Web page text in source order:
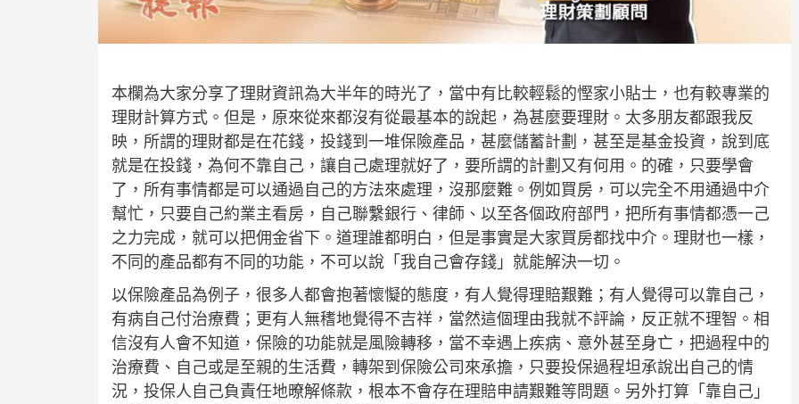
本欄為大家分享了理財資訊為大半年的時光了，當中有比較輕鬆的慳家小貼士，也有較專業的
理財計算方式。但是，原來從來都沒有從最基本的說起，為甚麼要理財。太多朋友都跟我反
映，所謂的理財都是在花錢，投錢到一堆保險產品，甚麼儲蓄計劃，甚至是基金投資，說到底
就是在投錢，為何不靠自己，讓自己處理就好了，要所謂的計劃又有何用。的確，只要學會
了，所有事情都是可以通過自己的方法來處理，沒那麼難。例如買房，可以完全不用通過中介
幫忙，只要自己約業主看房，自己聯繫銀行、律師、以至各個政府部門，把所有事情都憑一己
之力完成，就可以把佣金省下。道理誰都明白，但是事實是大家買房都找中介。理財也一樣，
不同的產品都有不同的功能，不可以說「我自己會存錢」就能解決一切。
以保險產品為例子，很多人都會抱著懷懝的態度，有人覺得理賠艱難；有人覺得可以靠自己，
有病自己付治療費；更有人無䅲地覺得不吉祥，當然這個理由我就不評論，反正就不理智。相
信沒有人會不知道，保險的功能就是風險轉移，當不幸遇上疾病、意外甚至身亡，把過程中的
治療費、自己或是至親的生活費，轉架到保險公司來承擔，只要投保過程坦承說出自己的情
況，投保人自己負責任地暸解條款，根本不會存在理賠申請艱難等問題。另外打算「靠自己」